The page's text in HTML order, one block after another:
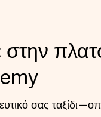
στην
σας